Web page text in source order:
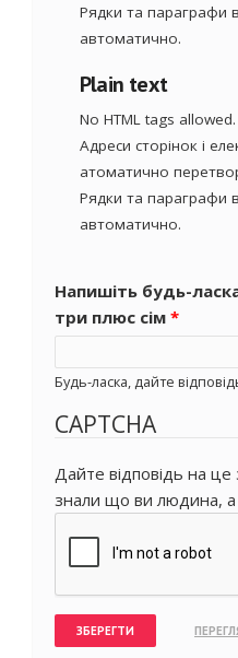
Рядки та параграфи
автоматично.
Plain text
No HTML tags allowed.
Адреси сторінок і
атоматично
Рядки та параграфи
автоматично.
Напишіть будь-
три плюс сім *
Будь-ласка, дайте
CAPTCHA
Дайте відповідь на
знали що ви людина, а